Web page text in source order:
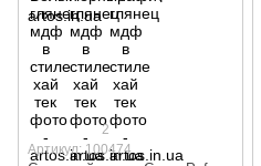
2
Артикул: 100474